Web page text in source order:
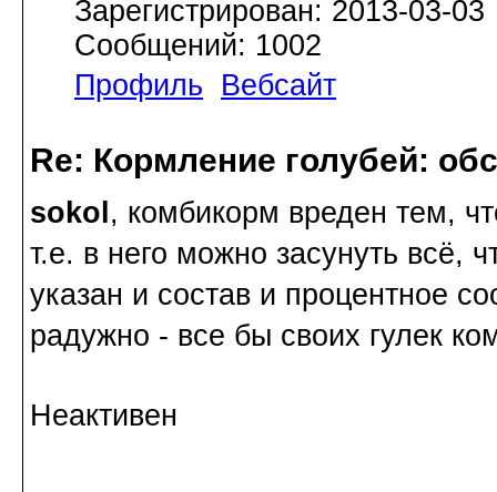
Зарегистрирован: 2013-03-03
Сообщений: 1002
Профиль
Вебсайт
Re: Кормление голубей:
sokol , комбикорм вреден тем,
т.е. в него можно засунуть всё,
указан и состав и процентное
радужно - все бы своих гулек
Неактивен